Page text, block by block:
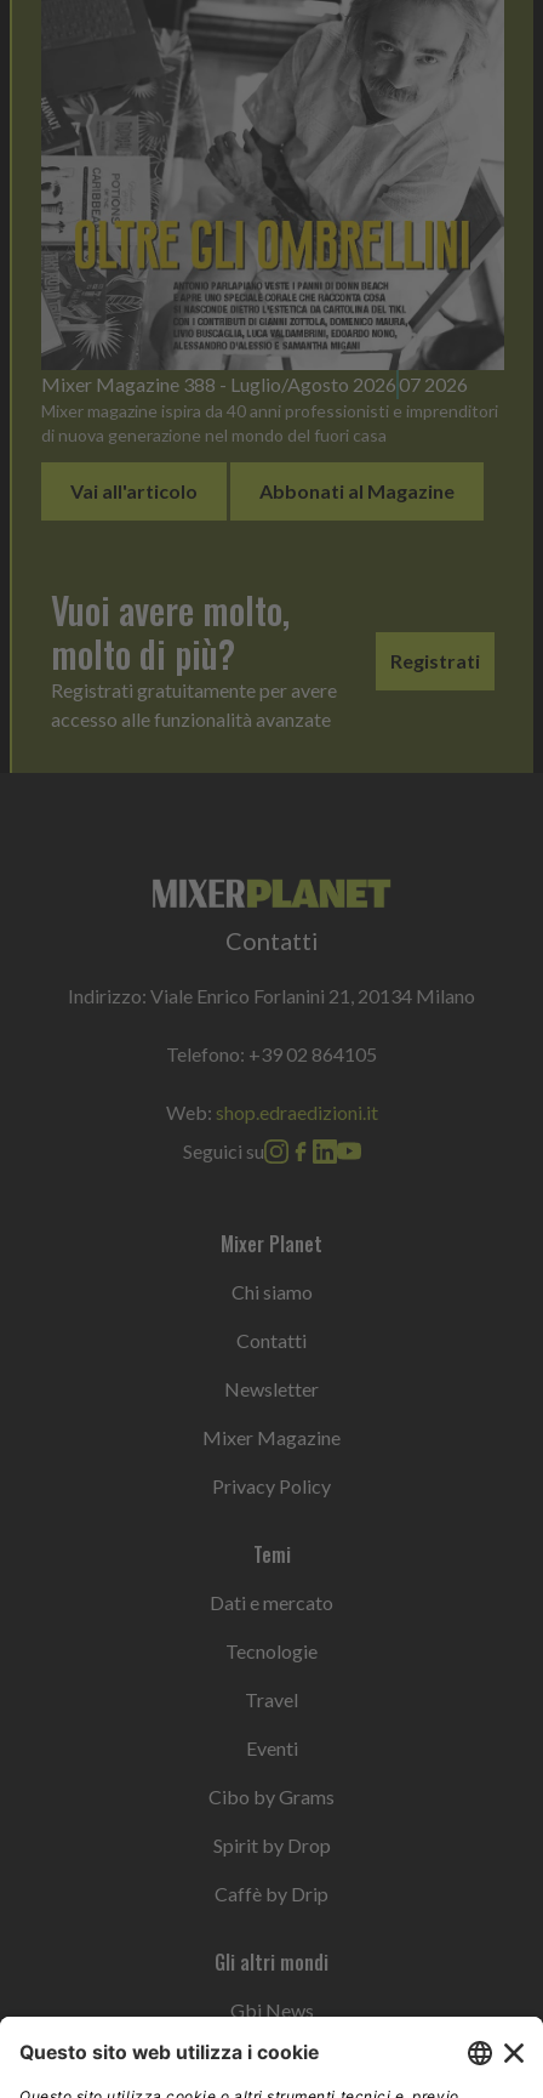
Mixer Magazine 388 - Luglio/Agosto 2026 07 2026
Mixer magazine ispira da 40 anni professionisti e imprenditori
di nuova generazione nel mondo del fuori casa
Vai all'articolo Abbonati al Magazine
Vuoi avere molto,
molto di più?
Registrati gratuitamente per avere
accesso alle funzionalità avanzate
Registrati
Contatti
Indirizzo: Viale Enrico Forlanini 21, 20134 Milano
Telefono: +39 02 864105
Web: shop.edraedizioni.it
Seguici su
Mixer Planet
Chi siamo
Contatti
Newsletter
Mixer Magazine
Privacy Policy
Temi
Dati e mercato
Tecnologie
Travel
Eventi
Cibo by Grams
Spirit by Drop
Caffè by Drip
Gli altri mondi
Gbi News
Instoremag